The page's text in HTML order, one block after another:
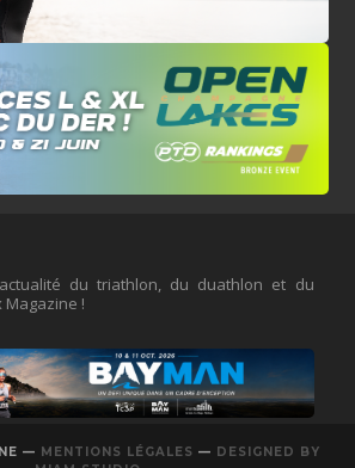
du triathlon, du duathlon et du
Magazine !
— MENTIONS LÉGALES — DESIGNED BY